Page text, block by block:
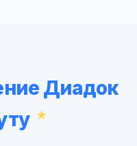
Диадок